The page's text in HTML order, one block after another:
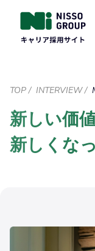
TOP / INTERVIEW /
新しい価
新しくな